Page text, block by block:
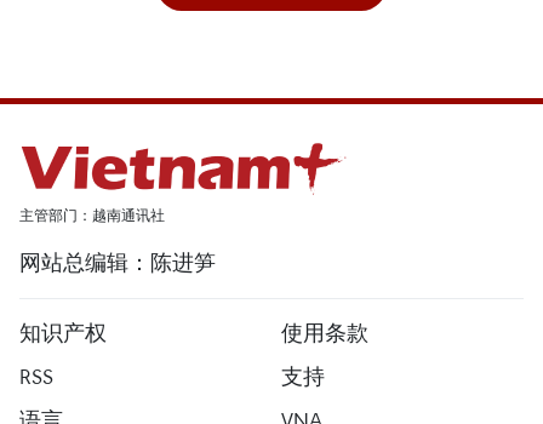
主管部门：越南通讯社
网站总编辑：陈进笋
知识产权
使用条款
RSS
支持